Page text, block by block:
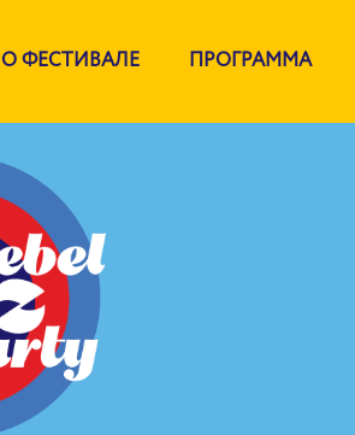
О ФЕСТИВАЛЕ ПРОГРАММА